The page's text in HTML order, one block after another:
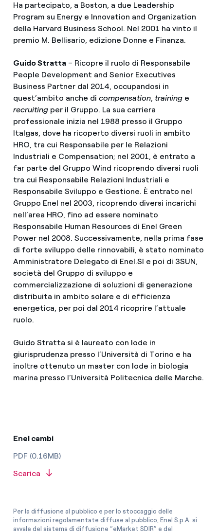
Ha partecipato, a Boston, a due Leadership
Program su Energy e Innovation and Organization
della Harvard Business School. Nel 2001 ha vinto il
premio M. Bellisario, edizione Donne e Finanza.
Guido Stratta– Ricopre il ruolo di Responsabile
People Development and Senior Executives
Business Partner dal 2014, occupandosi in
quest’ambito anche di compensation, traininge
recruitingper il Gruppo. La sua carriera
professionale inizia nel 1988 presso il Gruppo
Italgas, dove ha ricoperto diversi ruoli in ambito
HRO, tra cui Responsabile per le Relazioni
Industriali e Compensation; nel 2001, è entrato a
far parte del Gruppo Wind ricoprendo diversi ruoli
tra cui Responsabile Relazioni Industriali e
Responsabile Sviluppo e Gestione. È entrato nel
Gruppo Enel nel 2003, ricoprendo diversi incarichi
nell’area HRO, fino ad essere nominato
Responsabile Human Resources di Enel Green
Power nel 2008. Successivamente, nella prima fase
di forte sviluppo delle rinnovabili, è stato nominato
Amministratore Delegato di Enel.SI e poi di 3SUN,
società del Gruppo di sviluppo e
commercializzazione di soluzioni di generazione
distribuita in ambito solare e di efficienza
energetica, per poi dal 2014 ricoprire l’attuale
ruolo.
Guido Stratta si è laureato con lode in
giurisprudenza presso l’Università di Torino e ha
inoltre ottenuto un master con lode in biologia
marina presso l’Università Politecnica delle Marche.
Enel cambi
PDF (0.16MB)
Scarica
Per la diffusione al pubblico e per lo stoccaggio delle
informazioni regolamentate diffuse al pubblico, Enel S.p.A. si
avvale del sistema di diffusione “eMarket SDIR” e del